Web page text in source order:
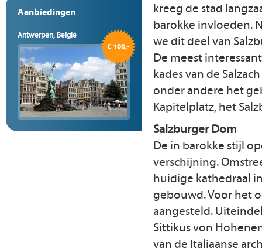
Aanbiedingen
Antwerpen, België
€ 100,-
kreeg de stad
barokke invloeden.
we dit deel van
De meest
kades van de
onder andere het
Kapitelplatz, het
Salzburger Dom
De in barokke stijl
verschijning.
huidige kathedraal
gebouwd. Voor het
aangesteld.
Sittikus von
van de Italiaanse